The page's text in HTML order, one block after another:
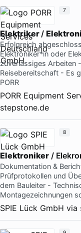
Elektriker/
Erfolgreich
Elektroniker*in oder
zuverlässiges Arbeiten
Reisebereitschaft - Es
PORR
PORR Equipment
stepstone.de
7
Elektroniker /
Dokumentation &
Prüfprotokollen und
dem Bauleiter -
Montagezeichnungen
SPIE Lück GmbH via
8